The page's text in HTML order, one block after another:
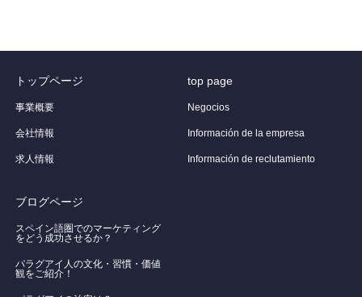
トップページ
事業概要
会社情報
求人情報
top page
Negocios
Información de la empresa
Información de reclutamiento
ブログページ
スペイン語圏でのマーケティング
をどう成功させるか？
パラグアイ人の文化・習慣・価値
観をご紹介！